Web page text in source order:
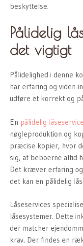
beskyttelse.
Pålidelig
det vigtigt
Pålidelighed i denne
har erfaring og viden
udføre et korrekt og
En pålidelig låseservice
nøgleproduktion og
præcise kopier, hvor
sig, at beboerne altid
Det kræver erfaring
det kan en pålidelig
Låseservices
låsesystemer. Dette
der matcher
krav. Der findes en